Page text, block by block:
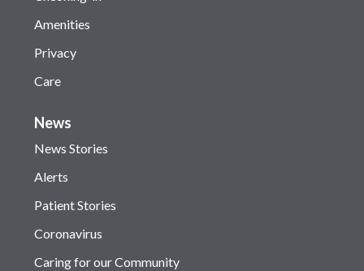
Amenities
Privacy
Care
News
News Stories
Alerts
Patient Stories
Coronavirus
Caring for our Community